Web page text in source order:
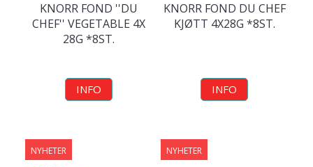
KNORR FOND ''DU
CHEF'' VEGETABLE 4X
28G *8ST.
INFO
KNORR FOND DU CHEF
KJØTT 4X28G *8ST.
INFO
NYHETER NYHETER